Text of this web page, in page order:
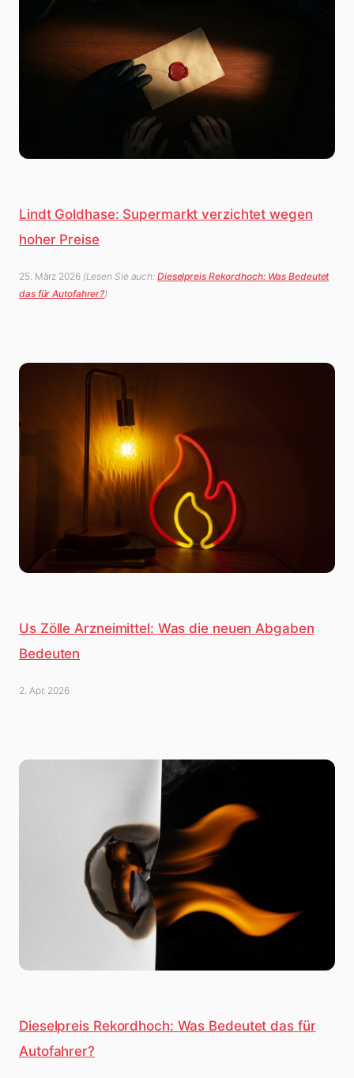
Lindt Goldhase: Supermarkt verzichtet wegen
hoher Preise
25. März 2026 (Lesen Sie auch: Dieselpreis Rekordhoch: Was Bedeutet
das für Autofahrer?)
Us Zölle Arzneimittel: Was die neuen Abgaben
Bedeuten
2. Apr. 2026
Dieselpreis Rekordhoch: Was Bedeutet das für
Autofahrer?